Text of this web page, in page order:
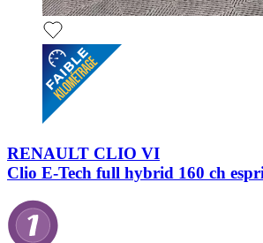
RENAULT CLIO VI
Clio E-Tech full hybrid 160 ch